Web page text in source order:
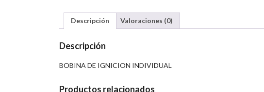
Descripción Valoraciones (0)
Descripción
BOBINA DE IGNICION INDIVIDUAL
Productos relacionados